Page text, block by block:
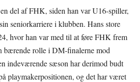
del af FHK, siden han var U16-spiller,
seniorkarriere i klubben. Hans store
hvor han var med til at føre FHK frem
bærende rolle i DM-finalerne mod
indeværende sæson har derimod budt
playmakerpositionen, og det har været